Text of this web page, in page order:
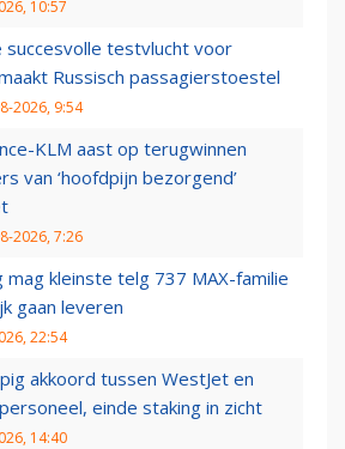
10:57
succesvolle testvlucht voor
Russisch passagierstoestel
2026, 9:54
KLM aast op terugwinnen
van ‘hoofdpijn bezorgend’
2026, 7:26
mag kleinste telg 737 MAX-familie
gaan leveren
22:54
akkoord tussen WestJet en
einde staking in zicht
14:40